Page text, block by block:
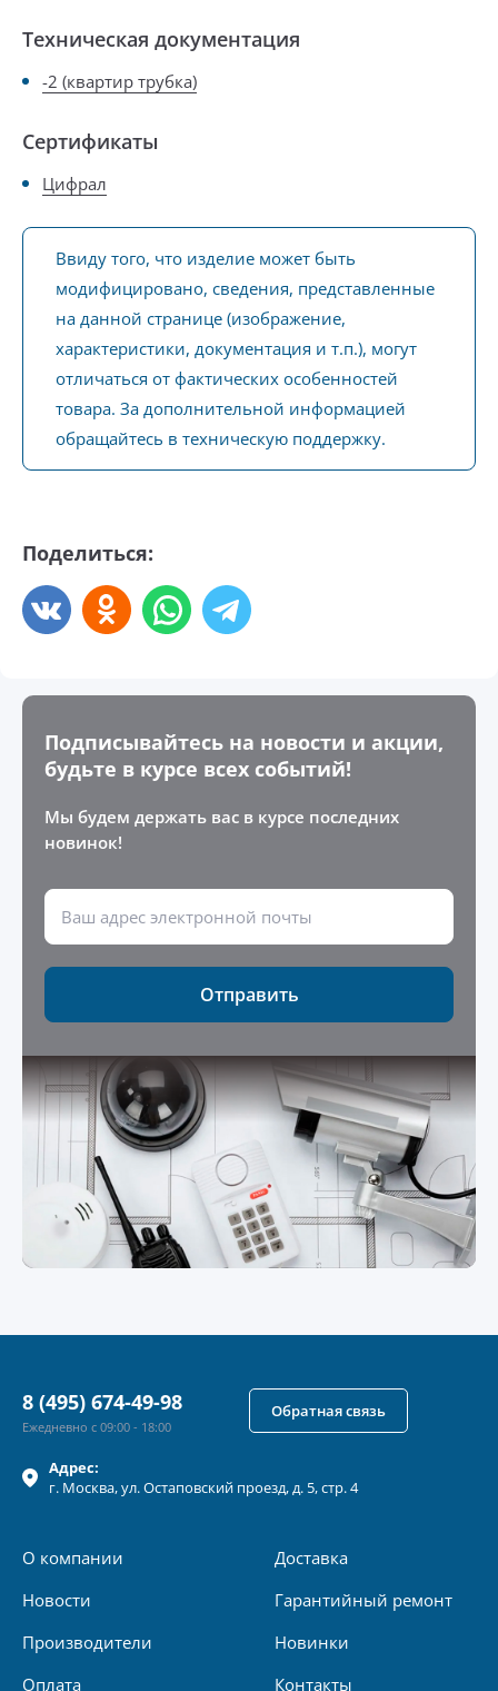
Техническая документация
-2 (квартир трубка)
Сертификаты
Цифрал
Ввиду того, что изделие может быть
модифицировано, сведения, представленные
на данной странице (изображение,
характеристики, документация и т.п.), могут
отличаться от фактических особенностей
товара. За дополнительной информацией
обращайтесь в техническую поддержку.
Поделиться:
Подписывайтесь на новости и акции,
будьте в курсе всех событий!
Мы будем держать вас в курсе последних
новинок!
Отправить
Адрес:
г. Москва, ул.Остаповский проезд, д. 5, стр. 4
О компании
Новости
Производители
Оплата
Доставка
Гарантийный ремонт
Новинки
Контакты
8 (495) 674-49-98
Ежедневно с 09:00 - 18:00
Обратная связь